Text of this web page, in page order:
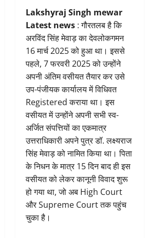
Lakshyraj Singh mewar
Latest news : गौरतलब है कि
अरविंद सिंह मेवाड़ का देवलोकगमन
16 मार्च 2025 को हुआ था। इससे
पहले, 7 फरवरी 2025 को उन्होंने
अपनी अंतिम वसीयत तैयार कर उसे
उप-पंजीयक कार्यालय में विधिवत
Registered कराया था। इस
वसीयत में उन्होंने अपनी सभी स्व-
अर्जित संपत्तियों का एकमात्र
उत्तराधिकारी अपने पुत्र डॉ. लक्ष्यराज
सिंह मेवाड़ को नामित किया था। पिता
के निधन के मात्र 15 दिन बाद ही इस
वसीयत को लेकर कानूनी विवाद शुरू
हो गया था, जो अब High Court
और Supreme Court तक पहुंच
चुका है।